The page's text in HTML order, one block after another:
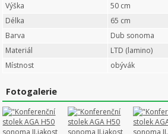
Výška
50 cm
Délka
65 cm
Barva
Dub sonoma
Materiál
LTD (lamino)
Místnost
obývák
Fotogalerie